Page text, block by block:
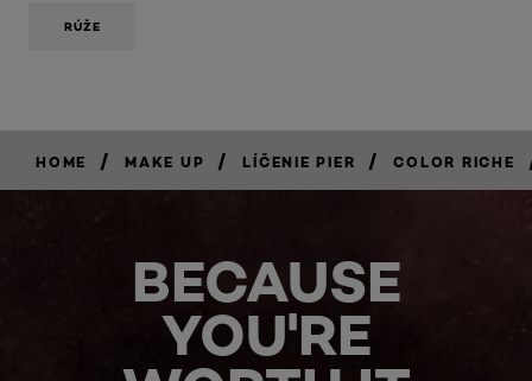
RÚŽE
HOME / MAKE UP / LÍČENIE PIER / COLOR RICHE
BECAUSE
YOU'RE